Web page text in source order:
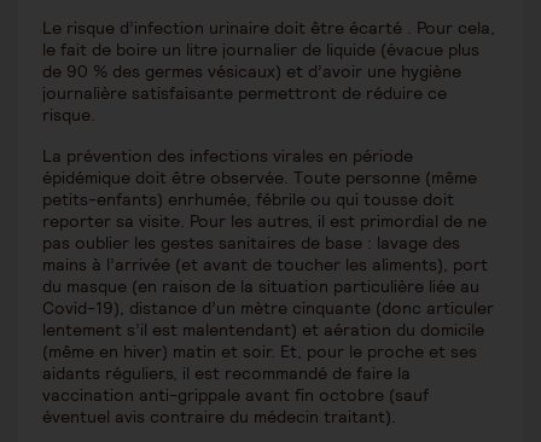
Le risque d’infection urinaire doit être écarté . Pour cela,
le fait de boire un litre journalier de liquide (évacue plus
de 90 % des germes vésicaux) et d’avoir une hygiène
journalière satisfaisante permettront de réduire ce
risque.
La prévention des infections virales en période
épidémique doit être observée. Toute personne (même
petits-enfants) enrhumée, fébrile ou qui tousse doit
reporter sa visite. Pour les autres, il est primordial de ne
pas oublier les gestes sanitaires de base : lavage des
mains à l’arrivée (et avant de toucher les aliments), port
du masque (en raison de la situation particulière liée au
Covid-19), distance d’un mètre cinquante (donc articuler
lentement s’il est malentendant) et aération du domicile
(même en hiver) matin et soir. Et, pour le proche et ses
aidants réguliers, il est recommandé de faire la
vaccination anti-grippale avant fin octobre (sauf
éventuel avis contraire du médecin traitant).